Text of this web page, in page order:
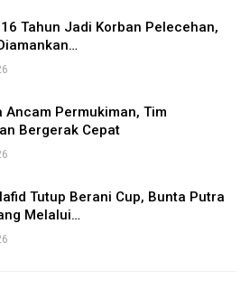
Tahun Jadi Korban Pelecehan,
Ancam Permukiman, Tim
Bergerak Cepat
Tutup Berani Cup, Bunta Putra
Melalui…